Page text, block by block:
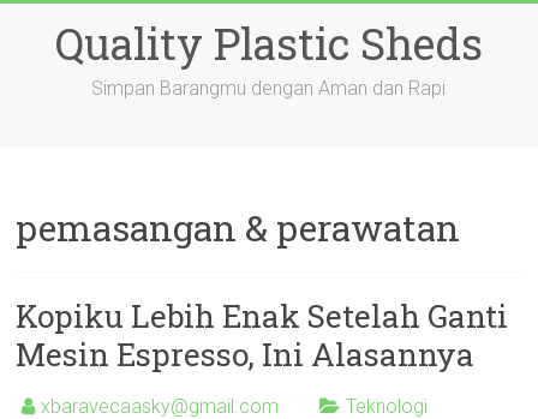
contentQuality Plastic Sheds
Simpan Barangmu dengan Aman dan Rapi
pemasangan & perawatan
Kopiku Lebih Enak Setelah Ganti
Mesin Espresso, Ini Alasannya
xbaravecaasky@gmail.com Teknologi